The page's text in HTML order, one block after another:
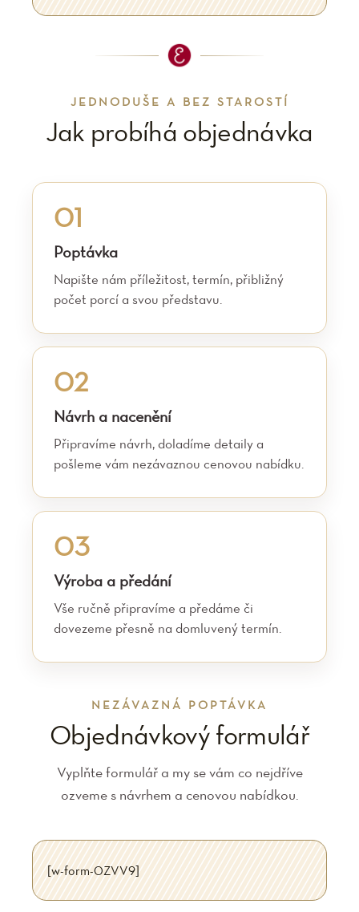
JEDNODUŠE A BEZ STAROSTÍ
Jak probíhá objednávka
01
Poptávka
Napište nám příležitost, termín, přibližný
počet porcí a svou představu.
02
Návrh a nacenění
Připravíme návrh, doladíme detaily a
pošleme vám nezávaznou cenovou nabídku.
03
Výroba a předání
Vše ručně připravíme a předáme či
dovezeme přesně na domluvený termín.
NEZÁVAZNÁ POPTÁVKA
Objednávkový formulář
Vyplňte formulář a my se vám co nejdříve
ozveme s návrhem a cenovou nabídkou.
[w-form-0ZVV9]